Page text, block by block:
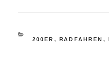
KATEGORIEN
200ER , RADFAHREN ,